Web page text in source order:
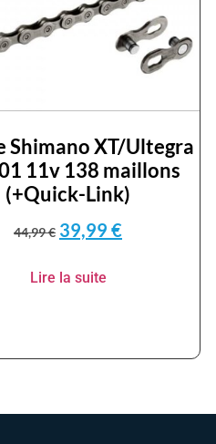
Shimano XT/Ultegra
11v 138 maillons
(+Quick-Link)
44,99€ 39,99 €
Lire la suite